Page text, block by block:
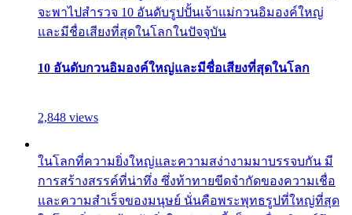
จะพาไปสำรวจ 10 อันดับรูปปั้นเจ้าแม่กวนอิมองค์ใหญ่
และมีชื่อเสียงที่สุดในโลกในปัจจุบัน
10 อันดับกวนอิมองค์ใหญ่และมีชื่อเสียงที่สุดในโลก
2,848 views
ในโลกที่ความยิ่งใหญ่และความสง่างามมาบรรจบกัน มี
การสร้างสรรค์ที่น่าทึ่ง ซึ่งท้าทายขีดจำกัดของความเชื่อ
และความสำเร็จของมนุษย์ นั่นคือพระพุทธรูปที่ใหญ่ที่สุด